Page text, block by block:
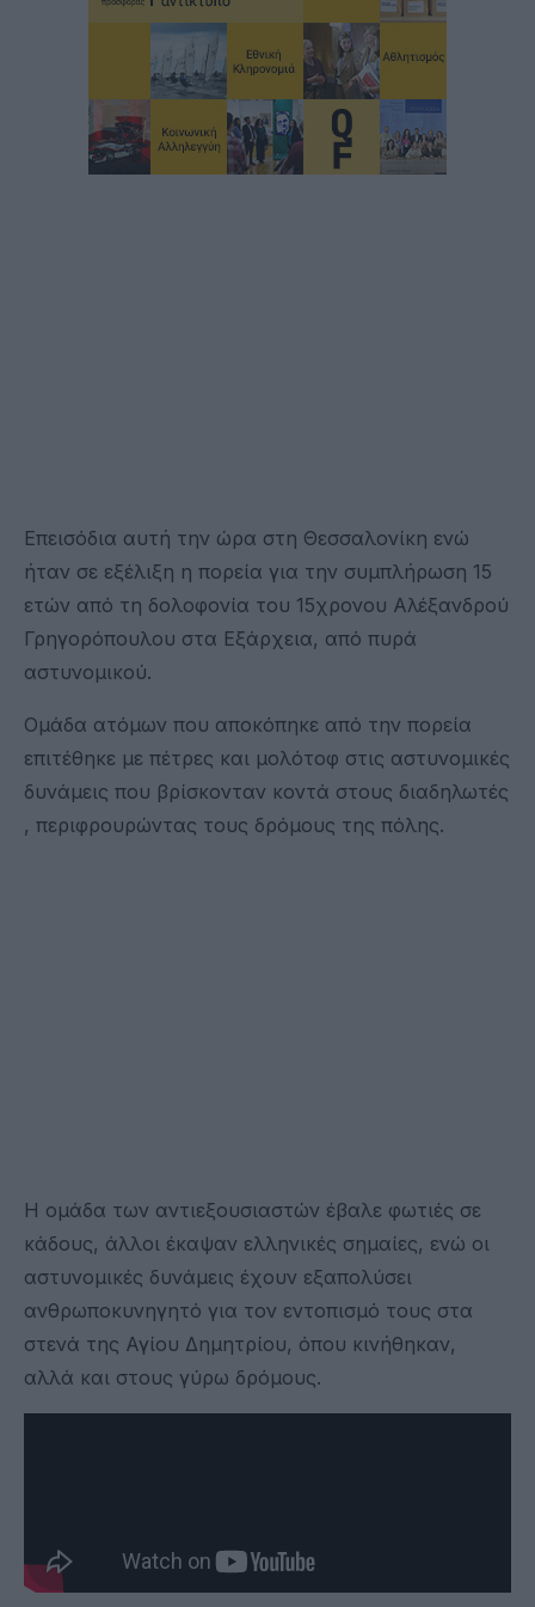
Επεισόδια αυτή την ώρα στη Θεσσαλονίκη ενώ
ήταν σε εξέλιξη η πορεία για την συμπλήρωση 15
ετών από τη δολοφονία του 15χρονου Αλέξανδρού
Γρηγορόπουλου στα Εξάρχεια, από πυρά
αστυνομικού.
Ομάδα ατόμων που αποκόπηκε από την πορεία
επιτέθηκε με πέτρες και μολότοφ στις αστυνομικές
δυνάμεις που βρίσκονταν κοντά στους διαδηλωτές
, περιφρουρώντας τους δρόμους της πόλης.
Η ομάδα των αντιεξουσιαστών έβαλε φωτιές σε
κάδους, άλλοι έκαψαν ελληνικές σημαίες, ενώ οι
αστυνομικές δυνάμεις έχουν εξαπολύσει
ανθρωποκυνηγητό για τον εντοπισμό τους στα
στενά της Αγίου Δημητρίου, όπου κινήθηκαν,
αλλά και στους γύρω δρόμους.